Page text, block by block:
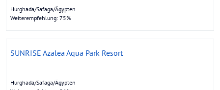
Hurghada/Safaga/Ägypten
Weiterempfehlung: 75%
SUNRISE Azalea Aqua Park Resort
Hurghada/Safaga/Ägypten